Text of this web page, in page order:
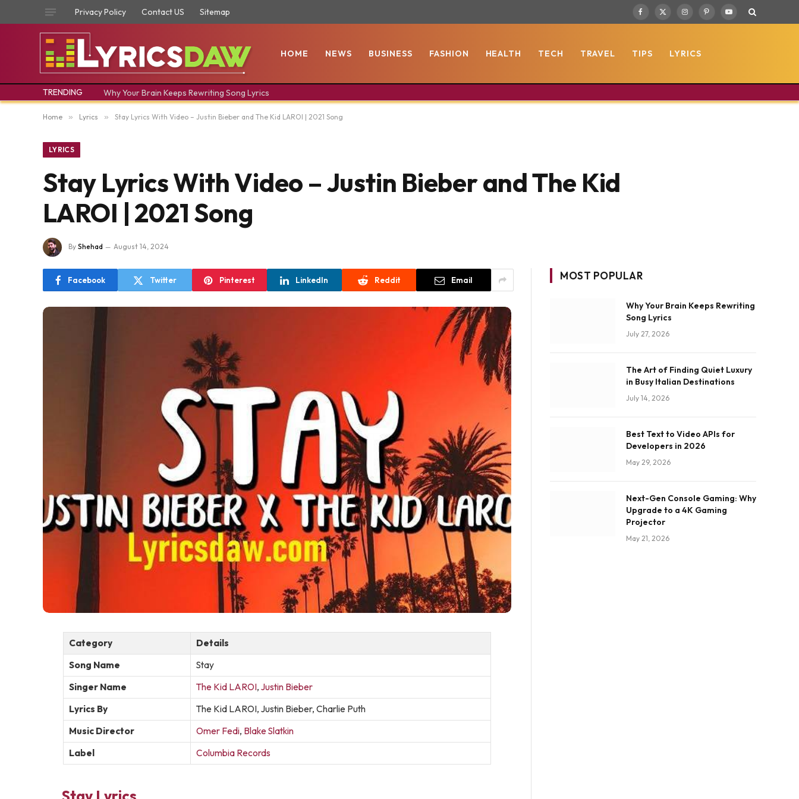
Privacy Policy Contact US Sitemap Facebook
X
InstagramPinterestYouTube
HOME NEWS BUSINESS FASHION HEALTH TECH TRAVEL TIPS LYRICS
TRENDING Why Your Brain Keeps Rewriting Song Lyrics
Home » Lyrics » Stay Lyrics With Video – Justin Bieber and The Kid LAROI | 2021 Song
LYRICS
Stay Lyrics With Video – Justin Bieber and The Kid
LAROI | 2021 Song
By Shehad August 14, 2024
Facebook Twitter Pinterest LinkedIn Reddit Email
Category
Details
Song Name
Stay
Singer Name
The Kid LAROI, Justin Bieber
Lyrics By
The Kid LAROI, Justin Bieber, Charlie Puth
Music Director
Omer Fedi, Blake Slatkin
Label
Columbia Records
MOST POPULAR
Why Your Brain Keeps Rewriting
Song Lyrics
July 27, 2026
The Art of Finding Quiet Luxury
in Busy Italian Destinations
July 14, 2026
Best Text to Video APIs for
Developers in 2026
May 29, 2026
Next-Gen Console Gaming: Why
Upgrade to a 4K Gaming
Projector
May 21, 2026